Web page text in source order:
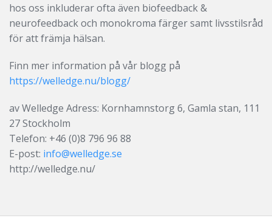
hos oss inkluderar ofta även biofeedback &
neurofeedback och monokroma färger samt livsstilsråd
för att främja hälsan.
Finn mer information på vår blogg på
https://welledge.nu/blogg/
av Welledge Adress: Kornhamnstorg 6, Gamla stan, 111
27 Stockholm
Telefon: +46 (0)8 796 96 88
E-post: info@welledge.se
http://welledge.nu/